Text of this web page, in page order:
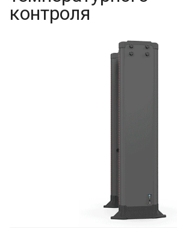
контроля